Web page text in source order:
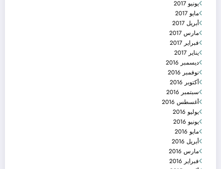
يونيو 2017
مايو 2017
أبريل 2017
مارس 2017
فبراير 2017
يناير 2017
ديسمبر 2016
نوفمبر 2016
أكتوبر 2016
سبتمبر 2016
أغسطس 2016
يوليو 2016
يونيو 2016
مايو 2016
أبريل 2016
مارس 2016
فبراير 2016